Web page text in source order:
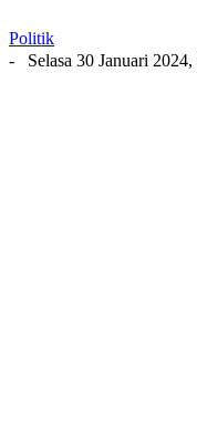
Politik
- Selasa 30 Januari